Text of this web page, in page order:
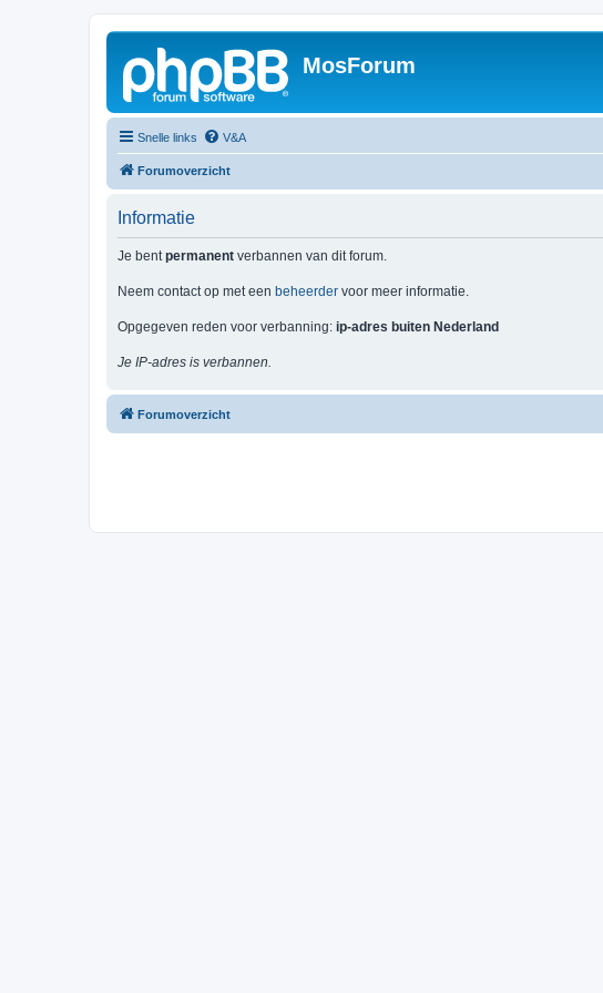
MosForum
Snelle links V&A
Forumoverzicht
Informatie
Je bentpermanent verbannen van dit forum.
Neem contact op met een beheerder voor meer informatie.
Opgegeven reden voor verbanning: ip-adres buiten Nederland
Je IP-adres is verbannen.
Forumoverzicht